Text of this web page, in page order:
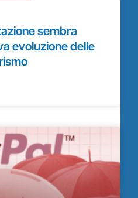
sembra
evoluzione delle